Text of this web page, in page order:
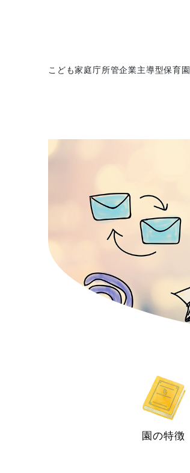
こども家庭庁所管企業主導型保育園
園の特徴